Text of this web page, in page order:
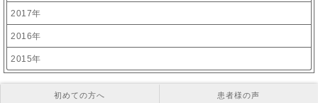
2017年
2016年
2015年
初めての方へ 患者様の声